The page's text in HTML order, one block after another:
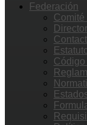
Federación
Comité